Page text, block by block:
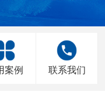
案例 联系我们